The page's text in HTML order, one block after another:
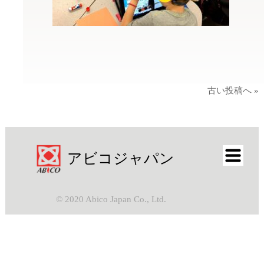
古い投稿へ »
アビコジャパン
© 2020 Abico Japan Co., Ltd.